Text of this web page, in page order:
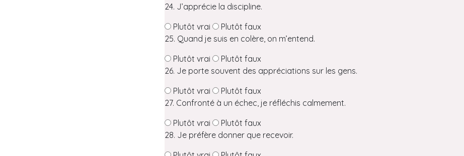
24. J’apprécie la discipline.
Plutôt vrai
Plutôt faux
25. Quand je suis en colère, on m’entend.
Plutôt vrai
Plutôt faux
26. Je porte souvent des appréciations sur les gens.
Plutôt vrai
Plutôt faux
27. Confronté à un échec, je réfléchis calmement.
Plutôt vrai
Plutôt faux
28. Je préfère donner que recevoir.